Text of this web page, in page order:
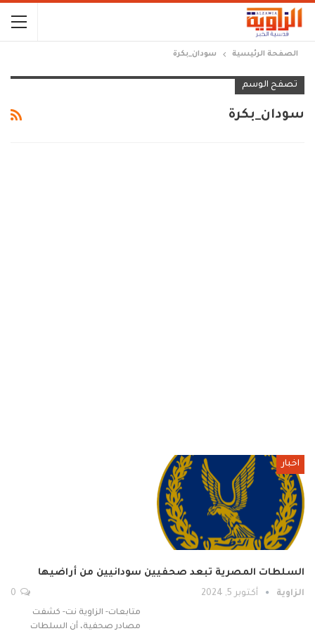
الصفحة الرئيسية سودان_بكرة
تصفح الوسم
سودان_بكرة
اخبار
السلطات المصرية تبعد صحفيين سودانيين من أراضيها
الزاوية أكتوبر 5, 2024
متابعات- الزاوية نت- كشفت
مصادر صحفية، أن السلطات